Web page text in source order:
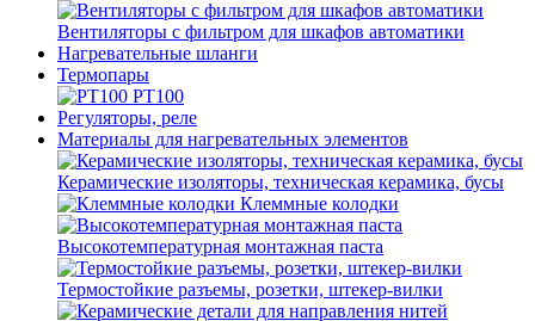
Вентиляторы с фильтром для шкафов автоматики
Нагревательные шланги
Термопары
PT100
Регуляторы, реле
Материалы для нагревательных элементов
Керамические изоляторы, техническая керамика, бусы
Клеммные колодки
Высокотемпературная монтажная паста
Термостойкие разъемы, розетки, штекер-вилки